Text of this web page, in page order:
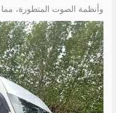
وأنظمة الصوت المتطورة،